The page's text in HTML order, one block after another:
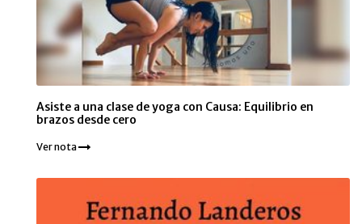
Asiste a una clase de yoga con Causa: Equilibrio en
brazos desde cero
Ver nota